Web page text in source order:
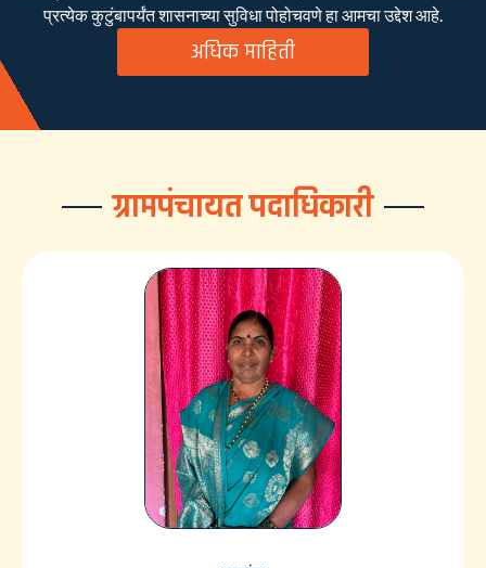
प्रत्येक कुटुंबापर्यंत शासनाच्या सुविधा पोहोचवणे हा आमचा उद्देश आहे.
अधिक माहिती
ग्रामपंचायत पदाधिकारी